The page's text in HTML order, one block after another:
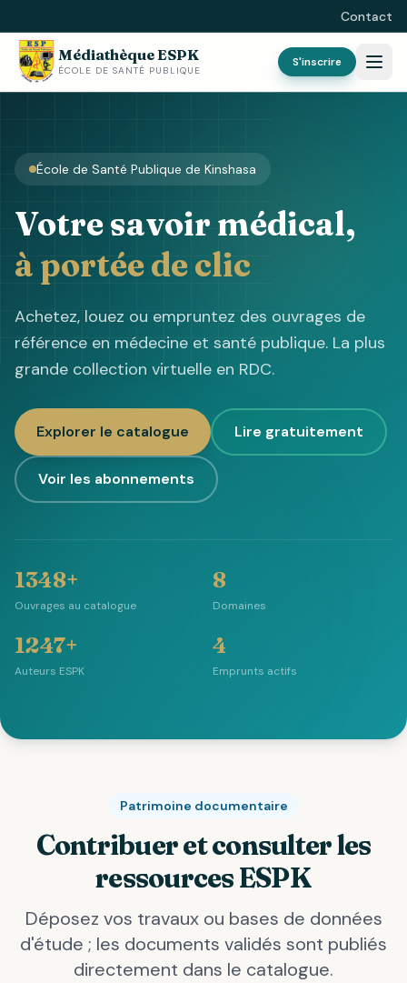
Contact
Médiathèque ESPK
ÉCOLE DE SANTÉ PUBLIQUE
S'inscrire
École de Santé Publique de Kinshasa
Votre savoir médical,
à portée de clic
Achetez, louez ou empruntez des ouvrages de
référence en médecine et santé publique. La plus
grande collection virtuelle en RDC.
Explorer le catalogue Lire gratuitement
Voir les abonnements
1348+
Ouvrages au catalogue
8
Domaines
1247+
Auteurs ESPK
4
Emprunts actifs
Patrimoine documentaire
Contribuer et consulter les
ressources ESPK
Déposez vos travaux ou bases de données
d'étude ; les documents validés sont publiés
directement dans le catalogue.